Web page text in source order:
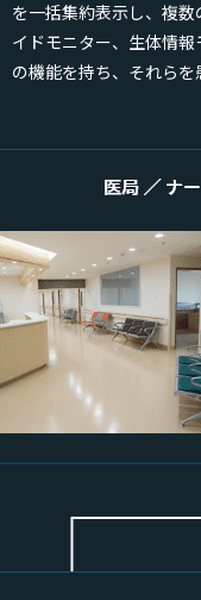
を一括集約表示し、複
イドモニター、生体情
の機能を持ち、それらを